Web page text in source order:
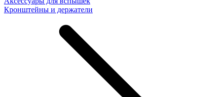
Кронштейны и держатели